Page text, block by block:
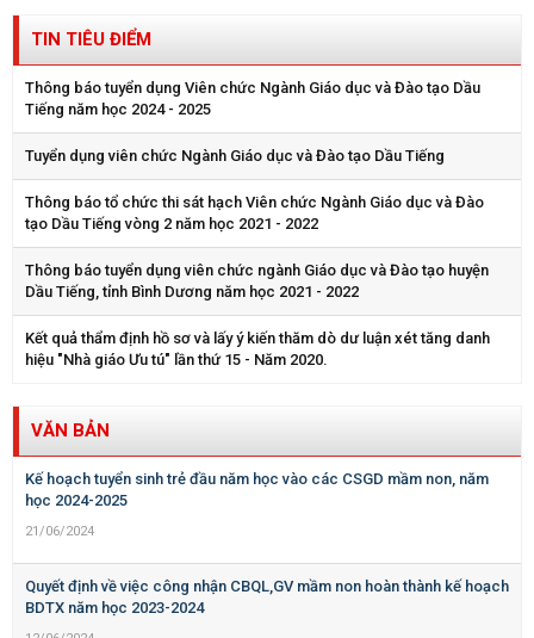
TIN TIÊU ĐIỂM
Thông báo tuyển dụng Viên chức Ngành Giáo dục và Đào tạo Dầu
Tiếng năm học 2024 - 2025
Tuyển dụng viên chức Ngành Giáo dục và Đào tạo Dầu Tiếng
Thông báo tổ chức thi sát hạch Viên chức Ngành Giáo dục và Đào
tạo Dầu Tiếng vòng 2 năm học 2021 - 2022
Thông báo tuyển dụng viên chức ngành Giáo dục và Đào tạo huyện
Dầu Tiếng, tỉnh Bình Dương năm học 2021 - 2022
Kết quả thẩm định hồ sơ và lấy ý kiến thăm dò dư luận xét tăng danh
hiệu "Nhà giáo Ưu tú" lần thứ 15 - Năm 2020.
VĂN BẢN
Kế hoạch tuyển sinh trẻ đầu năm học vào các CSGD mầm non, năm
học 2024-2025
21/06/2024
Quyết định về việc công nhận CBQL,GV mầm non hoàn thành kế hoạch
BDTX năm học 2023-2024